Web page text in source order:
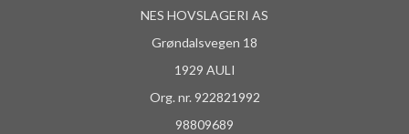
NES HOVSLAGERI AS
Grøndalsvegen 18
1929 AULI
Org. nr. 922821992
98809689